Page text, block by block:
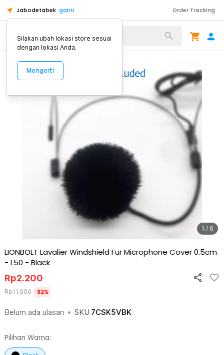
Jabodetabek ganti Order Tracking
Alat Kopi
1 / 6
LIONBOLT Lavalier Windshield Fur Microphone Cover 0.5cm
- L50 - Black
Belum ada ulasan • SKU 7CSK5VBK
Rp2.200
Rp11.900 82%
Pilihan Warna:
Silakan ubah lokasi store sesuai
dengan lokasi Anda.
Mengerti